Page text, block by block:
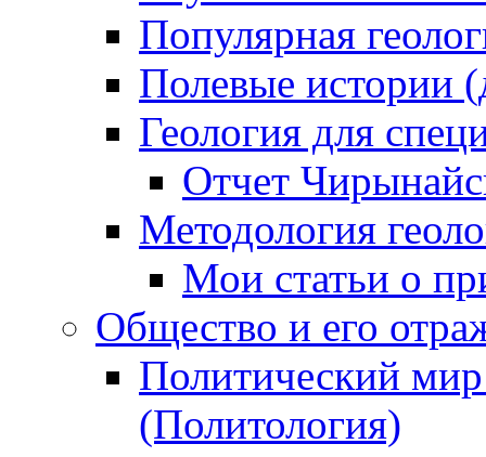
Популярная
Полевые истории
Геология для
Отчет
Методология
Мои статьи о
Общество и его
Политический
(Политология)